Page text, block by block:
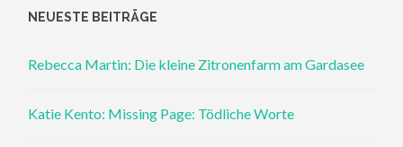
NEUESTE BEITRÄGE
Rebecca Martin: Die kleine Zitronenfarm am Gardasee
Katie Kento: Missing Page: Tödliche Worte